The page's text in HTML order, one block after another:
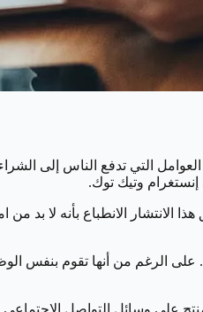
التي تدفع الناس إلى
وتيك توك.
الانطباع بأنه لا بد
الرغم من أنها تقوم بنفس
المنتج على وسائل التواصل